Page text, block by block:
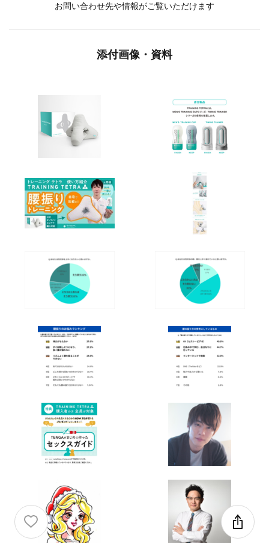
お問い合わせ先や情報がご覧いただけます
添付画像・資料